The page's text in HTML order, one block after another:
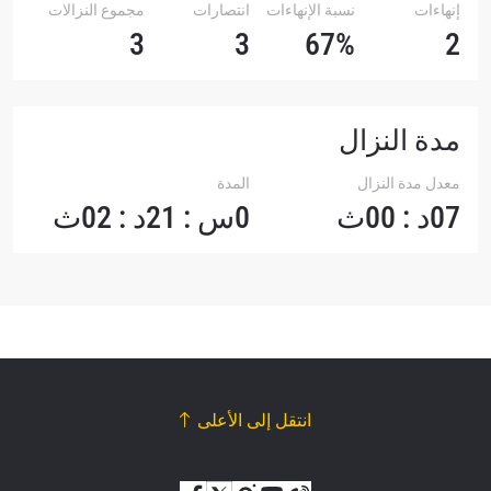
إنهاءات
2
نسبة الإنهاءات
67%
انتصارات
3
مجموع النزالات
3
مدة النزال
معدل مدة النزال
07د : 00ث
المدة
0س : 21د : 02ث
انتقل إلى الأعلى